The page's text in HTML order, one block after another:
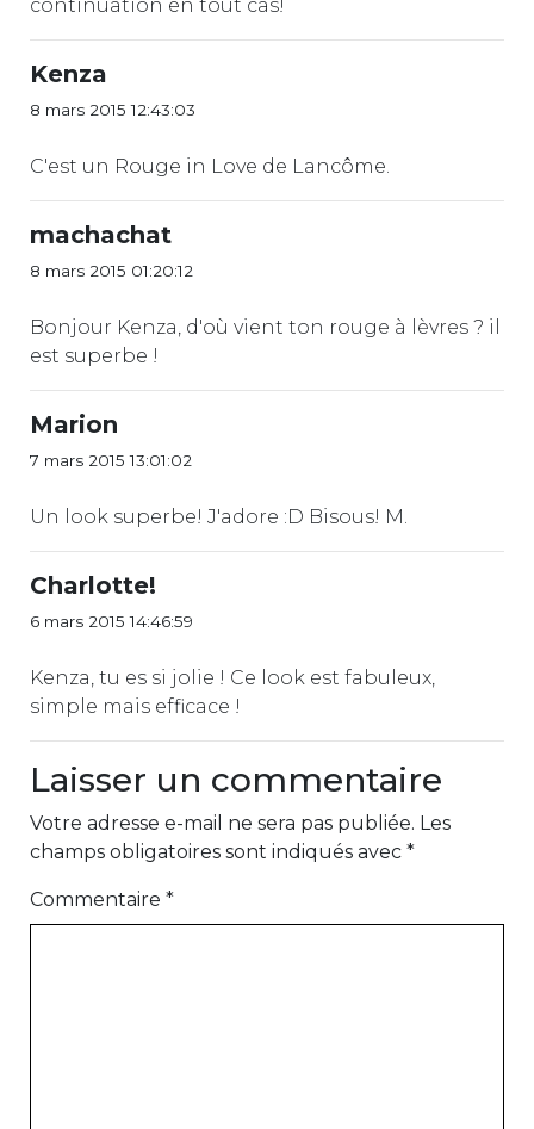
continuation en tout cas!
Kenza
8 mars 2015 12:43:03
C'est un Rouge in Love de Lancôme.
machachat
8 mars 2015 01:20:12
Bonjour Kenza, d'où vient ton rouge à lèvres ? il
est superbe !
Marion
7 mars 2015 13:01:02
Un look superbe! J'adore :D Bisous! M.
Charlotte!
6 mars 2015 14:46:59
Kenza, tu es si jolie ! Ce look est fabuleux,
simple mais efficace !
Laisser un commentaire
Votre adresse e-mail ne sera pas publiée. Les
champs obligatoires sont indiqués avec *
Commentaire *